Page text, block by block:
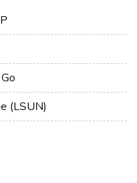
(LSUN)